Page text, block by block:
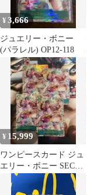
¥3,666
ジュエリー・ボニー
(パラレル) OP12-118
¥ 15,999
ワンピースカード ジュ
エリー・ボニー SECパ
ラレル ②